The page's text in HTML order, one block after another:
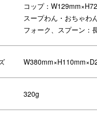
持ちやすさと、すくい
みみ
コップ：
スープわん・おちゃわ
フォーク、スプーン：
320g